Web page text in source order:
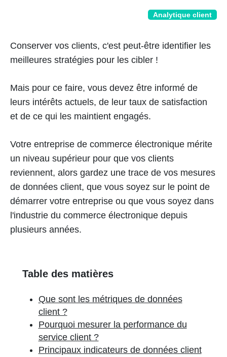
Analytique client
Conserver vos clients, c'est peut-être identifier les
meilleures stratégies pour les cibler !
Mais pour ce faire, vous devez être informé de
leurs intérêts actuels, de leur taux de satisfaction
et de ce qui les maintient engagés.
Votre entreprise de commerce électronique mérite
un niveau supérieur pour que vos clients
reviennent, alors gardez une trace de vos mesures
de données client, que vous soyez sur le point de
démarrer votre entreprise ou que vous soyez dans
l'industrie du commerce électronique depuis
plusieurs années.
Table des matières
Que sont les métriques de données
client ?
Pourquoi mesurer la performance du
service client ?
Principaux indicateurs de données client